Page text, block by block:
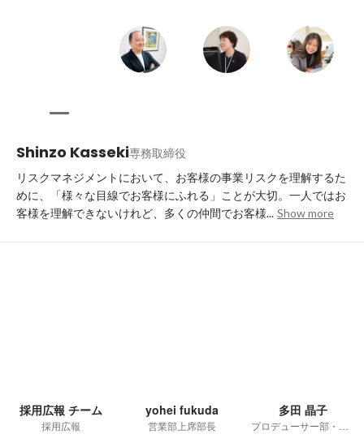
Shinzo Kasseki専務取締役
リスクマネジメントにおいて、お客様の事業リスクを理解するた
めに、「様々な目線でお客様にふれる」ことが大切。一人ではお
客様を理解できないけれど、多くの仲間でお客様... Show more
採用広報 チーム
採用広報
yohei fukuda
営業部上席部長
多田 晶子